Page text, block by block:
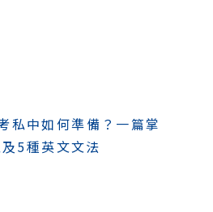
私中如何準備？一篇掌
5種英文文法